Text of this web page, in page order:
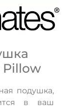
Pillow
подушка,
в ваш